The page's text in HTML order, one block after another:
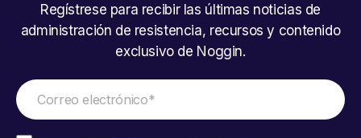
Regístrese para recibir las últimas noticias de
administración de resistencia, recursos y contenido
exclusivo de Noggin.